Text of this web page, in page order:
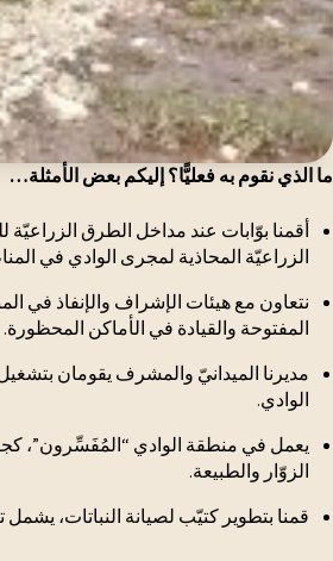
ما الذي نقوم به فعليًّا؟ إليكم بعض الأمثلة…
أقمنا بوّابات عند مداخل الطرق
الزراعيّة المحاذية لمجرى الوادي في
نتعاون مع هيئات الإشراف والإنفاذ في
المفتوحة والقيادة في الأماكن المحظورة.
مديرنا الميدانيّ والمشرف يقومان
الوادي.
يعمل في منطقة الوادي “المُفَسِّرون”،
الزوّار والطبيعة.
قمنا بتطوير كتيّب لصيانة النباتات،